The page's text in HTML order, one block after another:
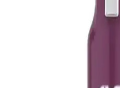
Çubuk Blender
İki farklı CVS çubuk blender
özellikleri, kullanıcı yorumları ve